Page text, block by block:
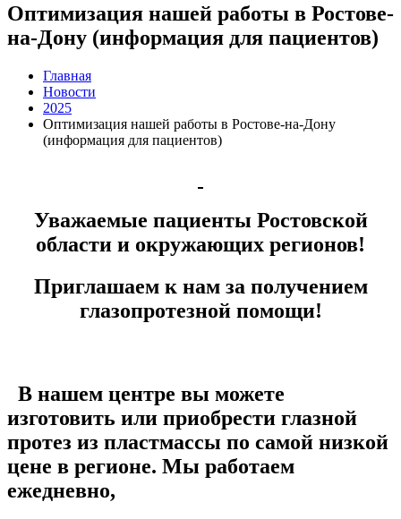
Оптимизация нашей работы в Ростове-
на-Дону (информация для пациентов)
Главная
Новости
2025
Оптимизация нашей работы в Ростове-на-Дону
(информация для пациентов)
Уважаемые пациенты Ростовской
области и окружающих регионов!
Приглашаем к нам за получением
глазопротезной помощи!
В нашем центре вы можете
изготовить или приобрести глазной
протез из пластмассы по самой низкой
цене в регионе. Мы работаем
ежедневно,